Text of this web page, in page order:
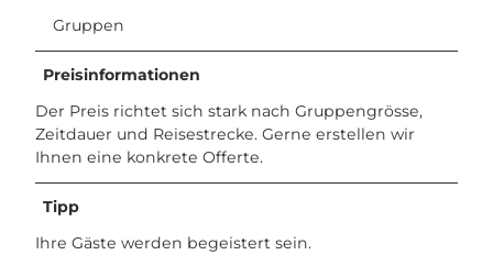
Gruppen
Preisinformationen
Der Preis richtet sich stark nach Gruppengrösse,
Zeitdauer und Reisestrecke. Gerne erstellen wir
Ihnen eine konkrete Offerte.
Tipp
Ihre Gäste werden begeistert sein.